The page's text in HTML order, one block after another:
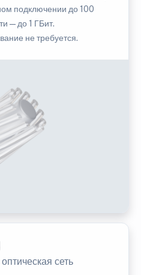
подключении до 100
— до 1 ГБит.
не требуется.
сеть